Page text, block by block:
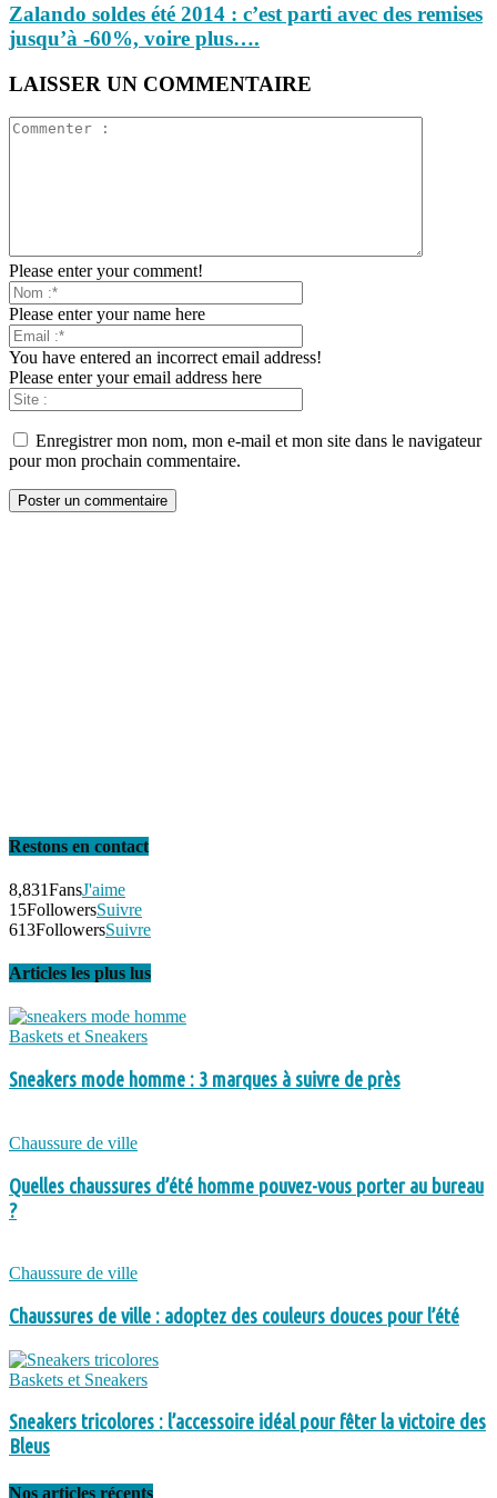
Zalando soldes été 2014 : c’est parti avec des remises
jusqu’à -60%, voire plus….
LAISSER UN COMMENTAIRE
Please enter your comment!
Please enter your name here
You have entered an incorrect email address!
Please enter your email address here
Enregistrer mon nom, mon e-mail et mon site dans le navigateur
pour mon prochain commentaire.
Restons en contact
8,831FansJ'aime
15FollowersSuivre
613FollowersSuivre
Articles les plus lus
Baskets et Sneakers
Sneakers mode homme : 3 marques à suivre de près
Chaussure de ville
Quelles chaussures d’été homme pouvez-vous porter au bureau
?
Chaussure de ville
Chaussures de ville : adoptez des couleurs douces pour l’été
Baskets et Sneakers
Sneakers tricolores : l’accessoire idéal pour fêter la victoire des
Bleus
Nos articles récents